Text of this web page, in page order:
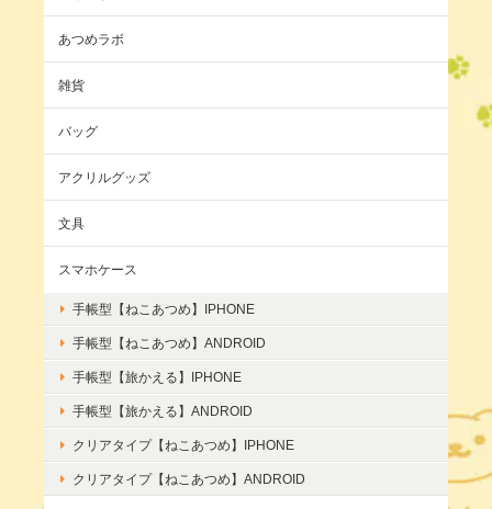
あつめラボ
雑貨
バッグ
アクリルグッズ
文具
スマホケース
手帳型【ねこあつめ】IPHONE
手帳型【ねこあつめ】ANDROID
手帳型【旅かえる】IPHONE
手帳型【旅かえる】ANDROID
クリアタイプ【ねこあつめ】IPHONE
クリアタイプ【ねこあつめ】ANDROID